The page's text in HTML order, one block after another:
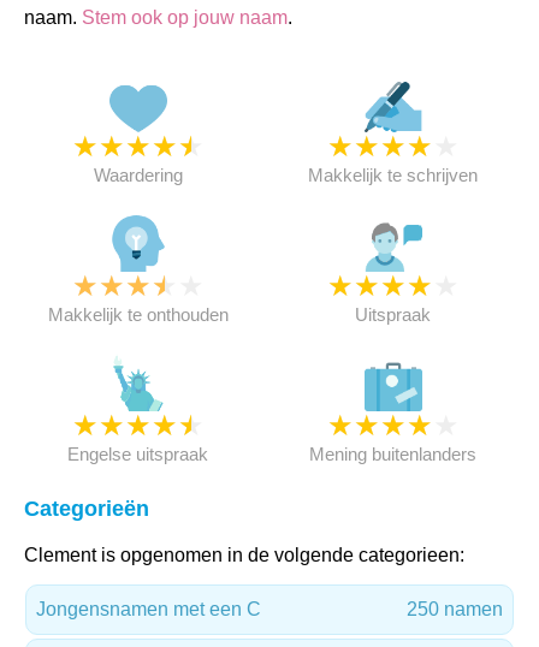
naam. Stem ook op jouw naam.
★★★★★
Waardering
★★★★
Makkelijk te schrijven
★★★★
Makkelijk te onthouden
★★★★
Uitspraak
★★★★★
Engelse uitspraak
★★★★
Mening buitenlanders
Categorieën
Clement is opgenomen in de volgende categorieen:
Jongensnamen met een C 250 namen